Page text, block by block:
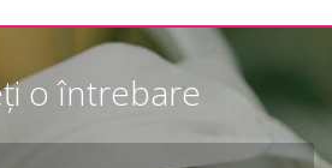
o întrebare